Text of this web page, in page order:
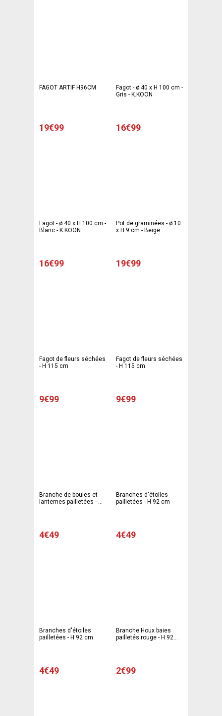
FAGOT ARTIF H96CM
19€99
Fagot - ø 40 x H 100 cm -
Gris - K.KOON
16€99
Fagot - ø 40 x H 100 cm -
Blanc - K.KOON
16€99
Pot de graminées - ø 10
x H 9 cm - Beige
19€99
Fagot de fleurs séchées
- H 115 cm
9€99
Fagot de fleurs séchées
- H 115 cm
9€99
Branche de boules et
lanternes pailletées - H
4€49
Branches d'étoiles
pailletées - H 92 cm
4€49
Branches d'étoiles
pailletées - H 92 cm
4€49
Branche Houx baies
pailletés rouge - H 92
2€99